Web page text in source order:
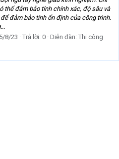
thể đảm bảo tính chính xác, độ sâu và
đảm bảo tính ổn định của công trình.
8/23 Trả lời: 0 Diễn đàn: Thi công